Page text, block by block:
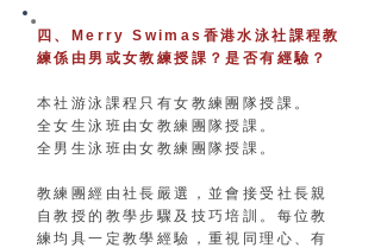
四、Merry Swimas香港水泳社課程教
練係由男或女教練授課？是否有經驗？
本社游泳課程只有女教練團隊授課。
全女生泳班由女教練團隊授課。
全男生泳班由女教練團隊授課。
教練團經由社長嚴選，並會接受社長親
自教授的教學步驟及技巧培訓。每位教
練均具一定教學經驗，重視同理心、有